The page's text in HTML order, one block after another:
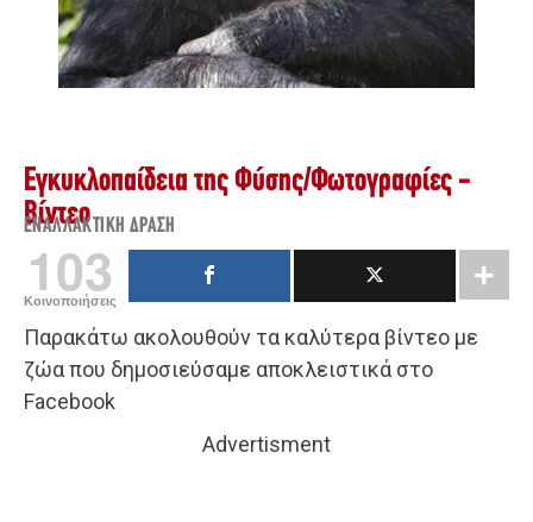
Εγκυκλοπαίδεια της Φύσης/Φωτογραφίες -
Βίντεο
ΕΝΑΛΛΑΚΤΙΚΉ ΔΡΆΣΗ
103
Κοινοποιήσεις
Παρακάτω ακολουθούν τα καλύτερα βίντεο με
ζώα που δημοσιεύσαμε αποκλειστικά στο
Facebook
Advertisment